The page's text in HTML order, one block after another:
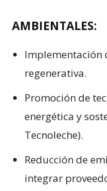
AMBIENTALES:
Implementación
regenerativa.
Promoción de
energética y
Tecnoleche).
Reducción de
integrar